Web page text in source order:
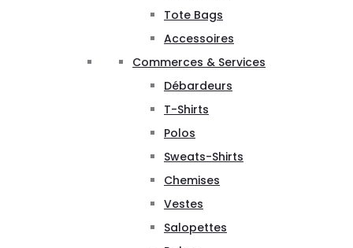
Tote Bags
Accessoires
Commerces & Services
Débardeurs
T-Shirts
Polos
Sweats-Shirts
Chemises
Vestes
Salopettes